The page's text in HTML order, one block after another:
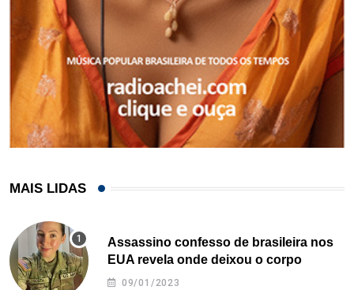
MAIS LIDAS
Assassino confesso de brasileira nos
EUA revela onde deixou o corpo
09/01/2023